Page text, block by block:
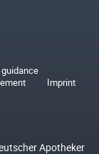
Imprint
Apotheker